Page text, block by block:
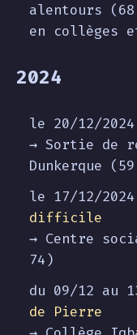
alentours
en collèges
2024
le 20/12/
→ Sortie de
Dunkerque
le 17/12/
difficile
→ Centre
74)
du 09/12 au
de Pierre